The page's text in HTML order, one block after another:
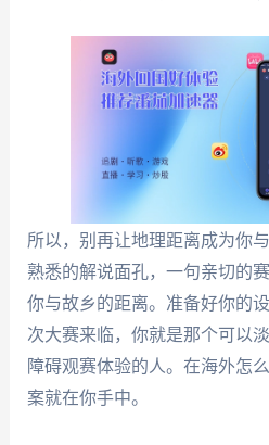
所以，别再让地理距离成为你
熟悉的解说面孔，一句亲切的
你与故乡的距离。准备好你的
次大赛来临，你就是那个可以
障碍观赛体验的人。在海外怎
案就在你手中。